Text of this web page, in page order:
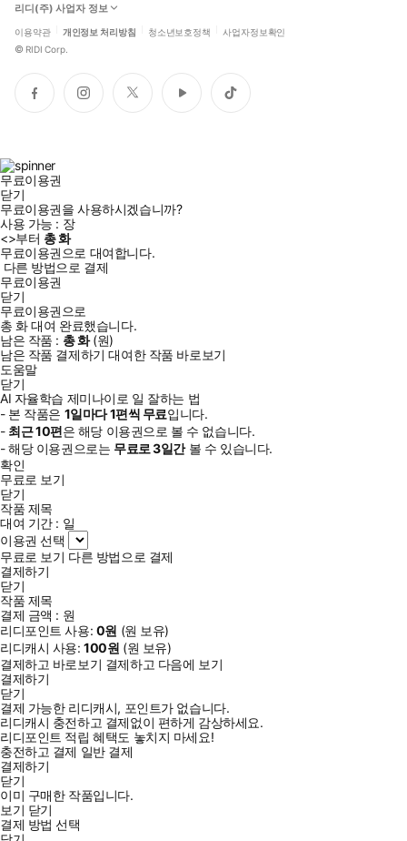
리디(주) 사업자 정보
이용약관 개인정보 처리방침 청소년보호정책 사업자정보확인
© RIDI Corp.
페
이
인
스
트
위
유
튜
틱
톡
무료이용권
닫기
무료이용권을 사용하시겠습니까?
사용 가능 : 장
<>부터 총화
무료이용권으로 대여합니다.
다른 방법으로 결제
무료이용권
닫기
무료이용권으로
총 화대여 완료했습니다.
남은 작품 : 총화(원)
남은 작품 결제하기 대여한 작품 바로보기
도움말
닫기
AI 자율학습 제미나이로 일 잘하는 법
- 본 작품은 1일마다1편씩 무료입니다.
- 최근10편은 해당 이용권으로 볼 수 없습니다.
- 해당 이용권으로는 무료로3일간볼 수 있습니다.
확인
무료로 보기
닫기
작품 제목
대여 기간 : 일
이용권 선택
무료로 보기 다른 방법으로 결제
결제하기
닫기
작품 제목
결제 금액 : 원
리디포인트 사용: 0원 (원 보유)
리디캐시 사용:100원 (원 보유)
결제하고 바로보기 결제하고 다음에 보기
결제하기
닫기
결제 가능한 리디캐시, 포인트가 없습니다.
리디캐시 충전하고 결제없이 편하게 감상하세요.
리디포인트 적립 혜택도 놓치지 마세요!
충전하고 결제 일반 결제
결제하기
닫기
이미 구매한 작품입니다.
보기 닫기
결제 방법 선택